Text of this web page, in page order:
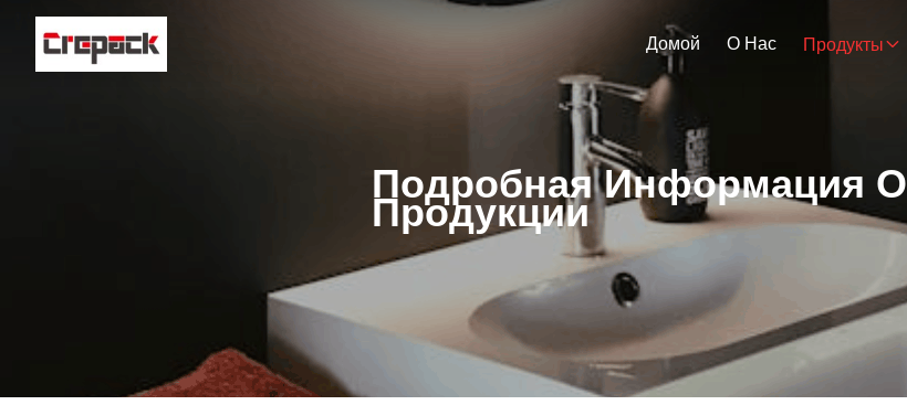
Домой О Нас Продукты
Подробная Информация О
Продукции